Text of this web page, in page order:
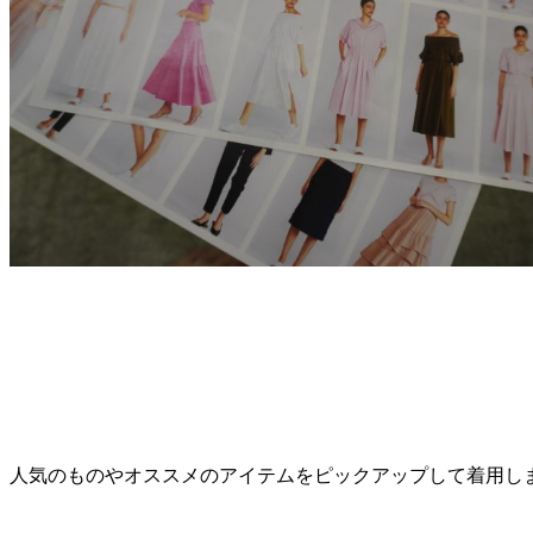
人気のものやオススメのアイテムをピックアップして着用し